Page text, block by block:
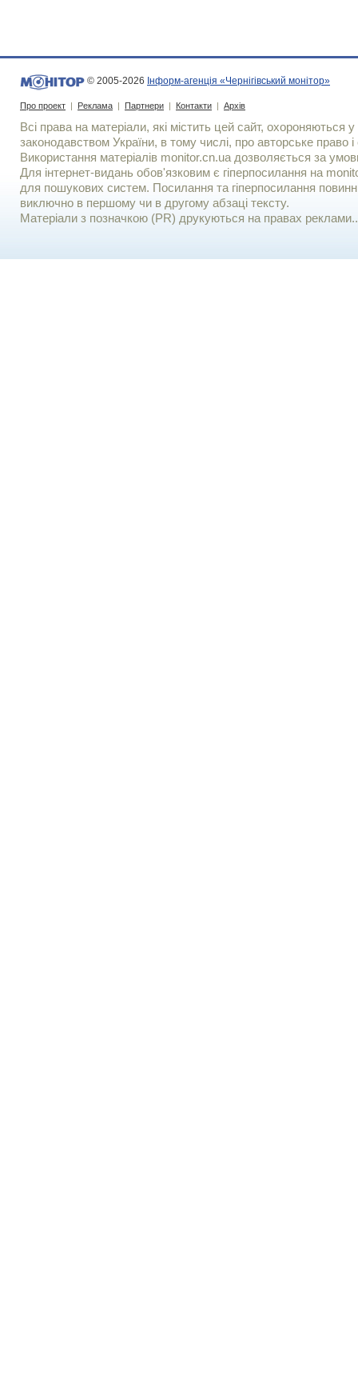
© 2005-2026 Інформ-агенція «Чернігівський монітор»
Про проект | Реклама | Партнери | Контакти | Архів
Всі права на матеріали, які містить цей сайт, охороняються у
законодавством України, в тому числі, про авторське право і
Використання матерiалiв monitor.cn.ua дозволяється за
Для iнтернет-видань обов'язковим є гiперпосилання на
для пошукових систем. Посилання та гіперпосилання
виключно в першому чи в другому абзаці тексту.
Матеріали з позначкою (PR) друкуються на правах реклами..